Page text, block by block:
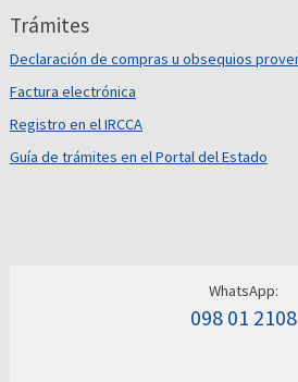
Trámites
Declaración de compras u obsequios
Factura electrónica
Registro en el IRCCA
Guía de trámites en el Portal del Estado
WhatsApp:
098 01 2108